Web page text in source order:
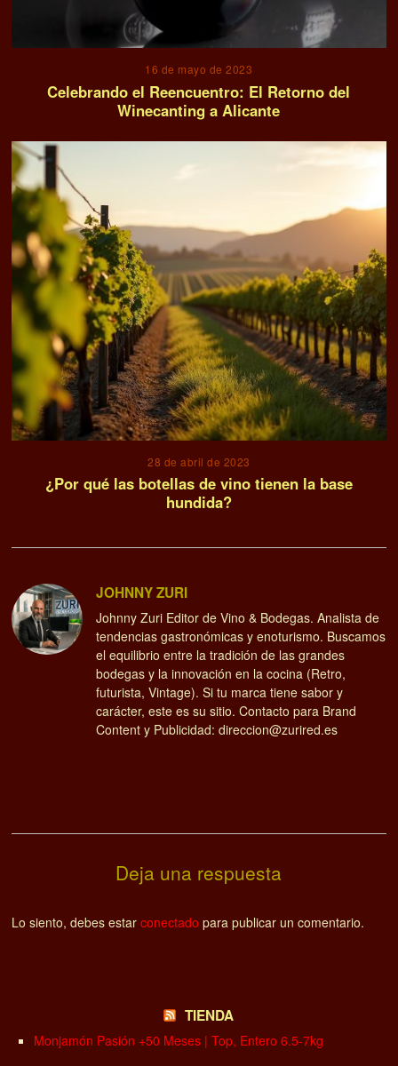
16 de mayo de 2023
Celebrando el Reencuentro: El Retorno del
Winecanting a Alicante
28 de abril de 2023
¿Por qué las botellas de vino tienen la base
hundida?
JOHNNY ZURI
Johnny Zuri Editor de Vino & Bodegas. Analista de
tendencias gastronómicas y enoturismo. Buscamos
el equilibrio entre la tradición de las grandes
bodegas y la innovación en la cocina (Retro,
futurista, Vintage). Si tu marca tiene sabor y
carácter, este es su sitio. Contacto para Brand
Content y Publicidad: direccion@zurired.es
Deja una respuesta
Lo siento, debes estarconectado para publicar un comentario.
TIENDA
Monjamón Pasión +50 Meses | Top, Entero 6.5-7kg